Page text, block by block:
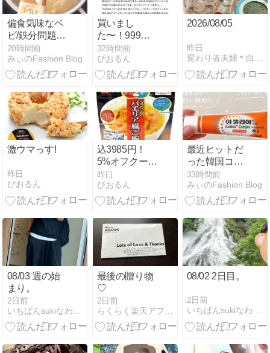
偏食気味なベ
ビ/鉄分問題が
まるっと解決
したアイテ
ム！！
20時間前
みぃのFashion Blog
買いまし
た〜！999
円！情報あり
がとうござい
ます!
32時間前
ぴおるん
2026/08/05
昨日
変わり者夫婦＊白黒小豆のほんわか＊安かわ＊言の葉＊のーと
激ウマっす!
昨日
ぴおるん
込3985円！
5%オフクーポ
ンあり〜！
昨日
ぴおるん
最近ヒットだ
った韓国コス
メ♡
33時間前
みぃのFashion Blog
08/03 週の始
まり。
2日前
いちばんsukiなわたし
最後の贈り物
♡
2日前
らくらく楽天アフィリエイト - 楽天ブログ
08/02 2日目。
2日前
いちばんsukiなわたし